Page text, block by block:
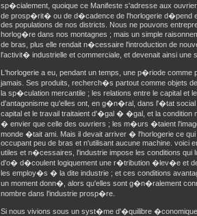
sp�cialement, quoique ce Manifeste s'adresse aux
de prosp�rit� ou de d�cadence de l'horlogerie d�pend
des populations de nos districts. Nous ne pouvons
horlog�re dans nos montagnes ; mais un simple
de bras, plus elle rendait n�cessaire l'introduction de
l'activit� industrielle et commerciale, et devenait ainsi
L'horlogerie a eu, pendant un temps, une p�riode
jamais. Ses produits, recherch�s partout comme objets
la sp�culation mercantile ; les relations entre le capital et
d'antagonisme qu'elles ont, en g�n�ral, dans l'�tat social
capital et le travail traitaient d'�gal � �gal, et la
� envier que celle des ouvriers ; les m�urs �taient
monde �tait ami. Mais il devait arriver � l'horlogerie ce
occupant peu de bras et n'utilisant aucune machine. voici
utiles et n�cessaires, l'industrie impose les conditions
d'o� d�coulent logiquement une r�tribution �lev�e et
les employ�s � la dite industrie ; et ces conditions
un moment donn�, alors qu'elles sont g�n�ralement
nombre dans l'industrie prosp�re.
Si nous vivions sous un syst�me d'�quilibre